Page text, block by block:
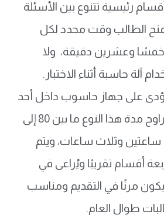
رئيسية تتنوع بين الأسئلة
الطالب وقت محدد لكل
وعشرين دقيقة، ولا
آلة حاسبة أثناء الاختبار.
يؤدى على جهاز حاسوب داخل أحد
المراكز المعتمدة وتتراوح مدة هذا النوع ما بين 80 إلى
ساعتين وثلاث ساعات، ويتم
أقسام تقريبًا ويُراعى في
مرنًا في التقديم ومناسب
طوال العام.